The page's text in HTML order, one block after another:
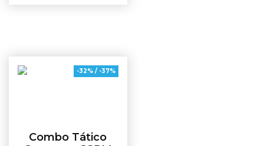
-32% / -37%
Combo Tático